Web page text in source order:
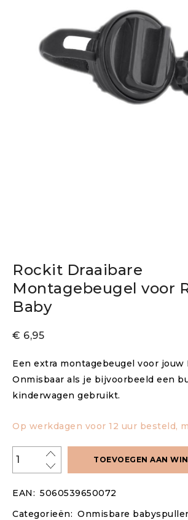
Rockit Draaibare
Montagebeugel voor
Baby
€ 6,95
Een extra montagebeugel voor jouw
Onmisbaar als je bijvoorbeeld een
kinderwagen gebruikt.
Op werkdagen voor 12 uur besteld,
TOEVOEGEN AAN
EAN: 5060539650072
Categorieën: Onmisbare